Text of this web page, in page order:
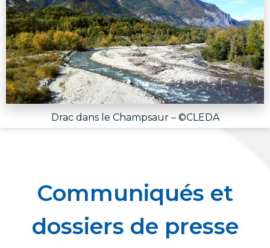
Drac dans le Champsaur – ©CLEDA
Communiqués et
dossiers de presse